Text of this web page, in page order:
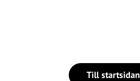
Till startsidan